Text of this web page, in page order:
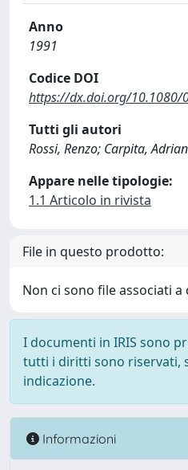
Anno
1991
Codice DOI
https://dx.doi.org/10.1080/
Tutti gli autori
Rossi, Renzo; Carpita,
Appare nelle tipologie:
1.1 Articolo in rivista
File in questo prodotto:
Non ci sono file associati
I documenti in IRIS sono
tutti i diritti sono riservati,
indicazione.
Informazioni